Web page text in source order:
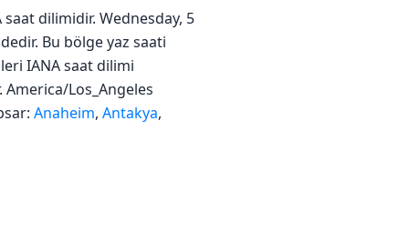
dilimidir. Wednesday, 5
Bu bölge yaz saati
IANA saat dilimi
Los_Angeles
Anaheim, Antakya,